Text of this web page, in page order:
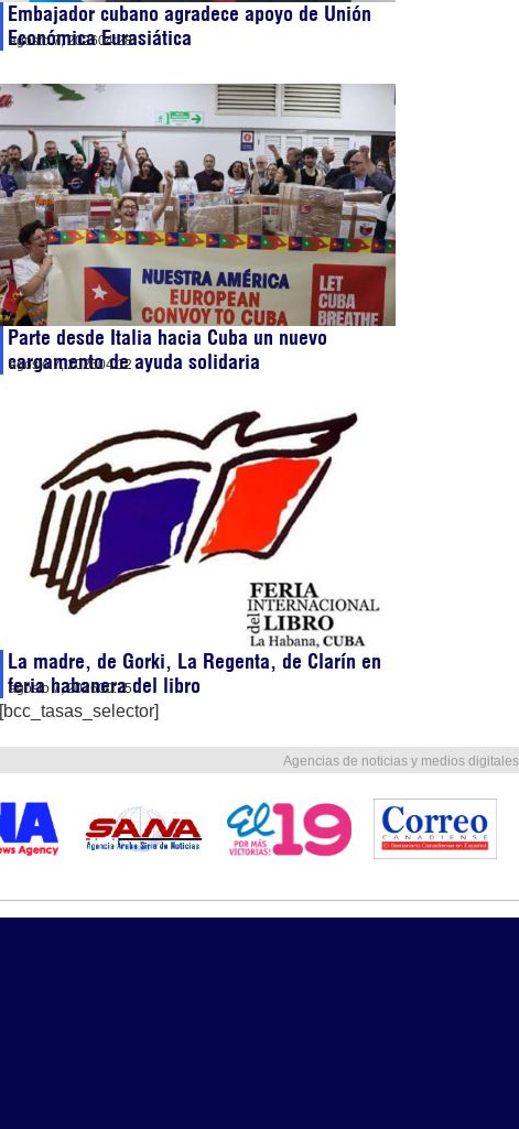
Embajador cubano agradece apoyo de Unión
Económica Eurasiática
agosto 7, 202604:28
Parte desde Italia hacia Cuba un nuevo
cargamento de ayuda solidaria
agosto 7, 202604:12
La madre, de Gorki, La Regenta, de Clarín en
feria habanera del libro
agosto 7, 202600:25
[bcc_tasas_selector]
Agencias de noticias y medios digitales